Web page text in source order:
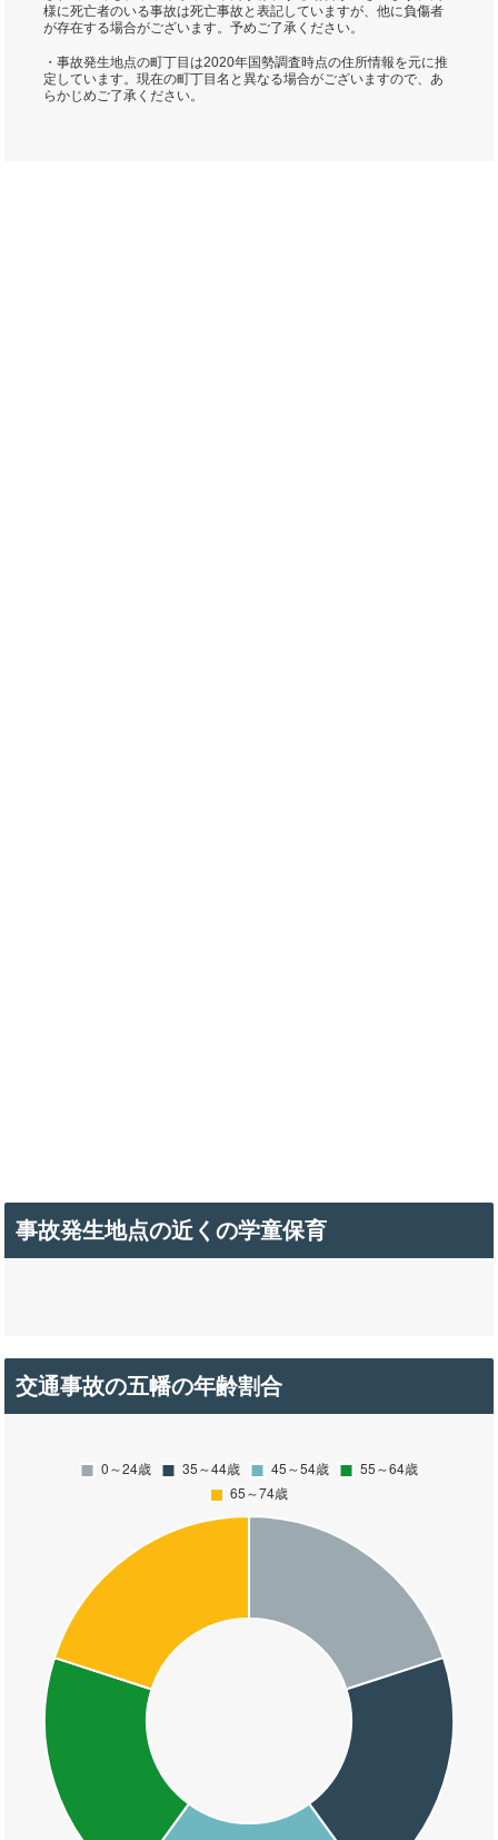
様に死亡者のいる事故は死亡事故と表記していますが、他に負傷者
が存在する場合がございます。予めご了承ください。
・事故発生地点の町丁目は2020年国勢調査時点の住所情報を元に推
定しています。現在の町丁目名と異なる場合がございますので、あ
らかじめご了承ください。
事故発生地点の近くの学童保育
交通事故の五幡の年齢割合